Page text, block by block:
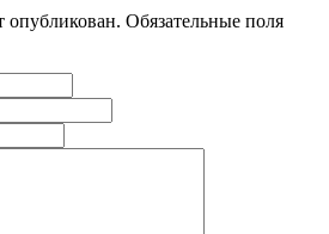
опубликован. Обязательные поля